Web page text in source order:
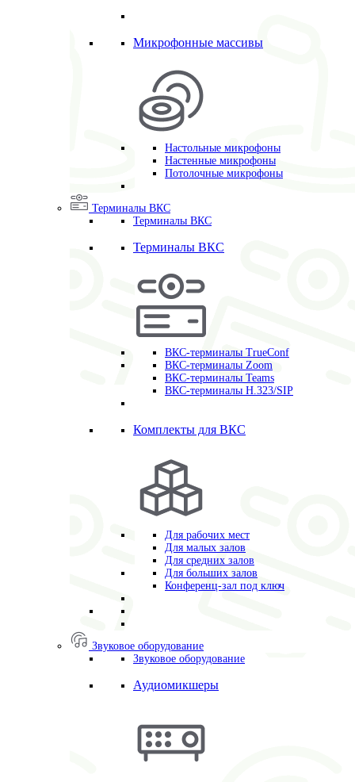
Микрофонные массивы
Настольные микрофоны
Настенные микрофоны
Потолочные микрофоны
Терминалы ВКС
Терминалы ВКС
Терминалы ВКС
ВКС-терминалы TrueConf
ВКС-терминалы Zoom
ВКС-терминалы Teams
ВКС-терминалы H.323/SIP
Комплекты для ВКС
Для рабочих мест
Для малых залов
Для средних залов
Для больших залов
Конференц-зал под ключ
Звуковое оборудование
Звуковое оборудование
Аудиомикшеры